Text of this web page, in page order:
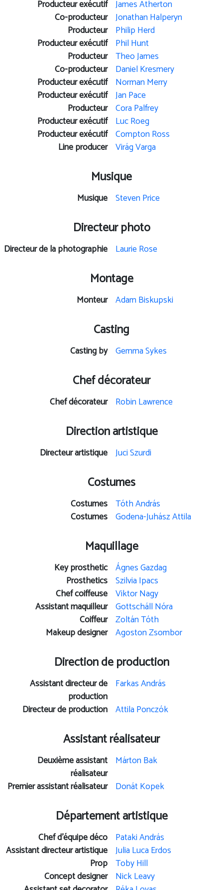
Producteur exécutif James Atherton
Co-producteur Jonathan Halperyn
Producteur Philip Herd
Producteur exécutif Phil Hunt
Producteur Theo James
Co-producteur Daniel Kresmery
Producteur exécutif Norman Merry
Producteur exécutif Jan Pace
Producteur Cora Palfrey
Producteur exécutif Luc Roeg
Producteur exécutif Compton Ross
Line producer Virág Varga
Musique
Musique Steven Price
Directeur photo
Directeur de la photographie Laurie Rose
Montage
Monteur Adam Biskupski
Casting
Casting by Gemma Sykes
Chef décorateur
Chef décorateur Robin Lawrence
Direction artistique
Directeur artistique Juci Szurdi
Costumes
Costumes Tóth András
Costumes Godena-Juhász Attila
Maquillage
Key prosthetic Ágnes Gazdag
Prosthetics Szilvia Ipacs
Chef coiffeuse Viktor Nagy
Assistant maquilleur Gottscháll Nóra
Coiffeur Zoltán Tóth
Makeup designer Agoston Zsombor
Direction de production
Assistant directeur de
production
Farkas András
Directeur de production Attila Ponczók
Assistant réalisateur
Deuxième assistant
réalisateur
Márton Bak
Premier assistant réalisateur Donát Kopek
Département artistique
Chef d’équipe déco Pataki András
Assistant directeur artistique Julia Luca Erdos
Prop Toby Hill
Concept designer Nick Leavy